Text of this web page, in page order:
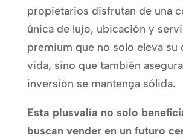
propietarios disfrutan de una
única de lujo, ubicación y
premium que no solo eleva su
vida, sino que también
inversión se mantenga sólida.
Esta plusvalía no solo
buscan vender en un futuro